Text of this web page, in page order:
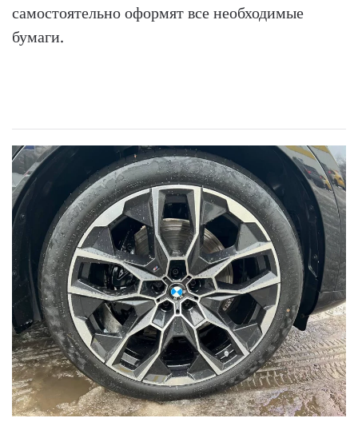
самостоятельно оформят все необходимые
бумаги.